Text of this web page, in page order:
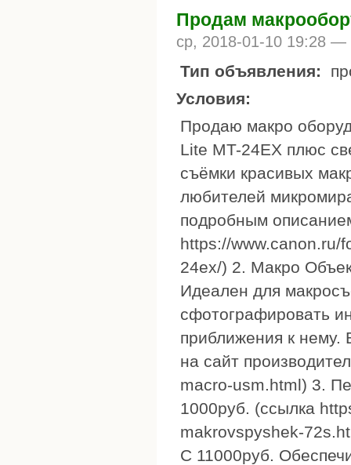
Продам
ср, 2018-01-10 19:28 —
Тип объявления:
Условия:
Продаю макро
Lite MT-24EX плюс
съёмки красивых
любителей
подробным
https://www.canon.ru/
24ex/) 2. Макро
Идеален для
сфотографировать
приближения к нему.
на сайт
macro-usm.html) 3.
1000руб. (ссылка
makrovspyshek-
C 11000руб.